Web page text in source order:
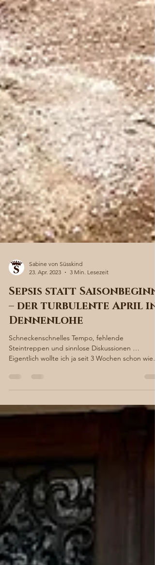
Sabine von Süsskind
23. Apr. 2023
3 Min. Lesezeit
Sepsis statt Saisonbeginn
Dennenlohe
Schneckenschnelles Tempo, fehlende
fröhlich...